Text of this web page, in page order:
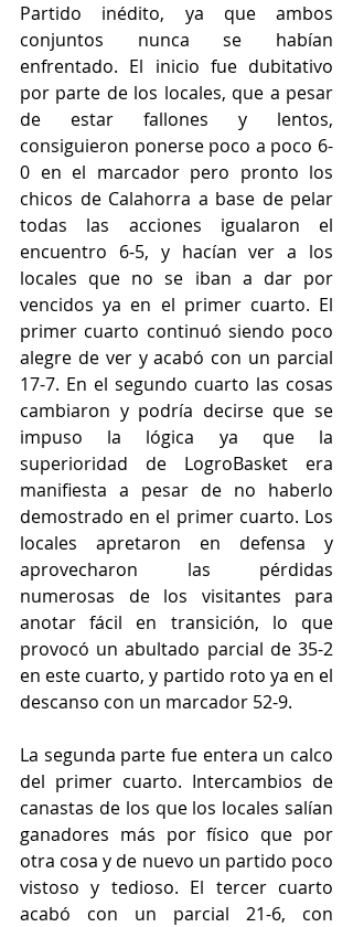
Partido inédito, ya que ambos
conjuntos nunca se habían
enfrentado. El inicio fue dubitativo
por parte de los locales, que a pesar
de estar fallones y lentos,
consiguieron ponerse poco a poco 6-
0 en el marcador pero pronto los
chicos de Calahorra a base de pelar
todas las acciones igualaron el
encuentro 6-5, y hacían ver a los
locales que no se iban a dar por
vencidos ya en el primer cuarto. El
primer cuarto continuó siendo poco
alegre de ver y acabó con un parcial
17-7. En el segundo cuarto las cosas
cambiaron y podría decirse que se
impuso la lógica ya que la
superioridad de LogroBasket era
manifiesta a pesar de no haberlo
demostrado en el primer cuarto. Los
locales apretaron en defensa y
aprovecharon las pérdidas
numerosas de los visitantes para
anotar fácil en transición, lo que
provocó un abultado parcial de 35-2
en este cuarto, y partido roto ya en el
descanso con un marcador 52-9.
La segunda parte fue entera un calco
del primer cuarto. Intercambios de
canastas de los que los locales salían
ganadores más por físico que por
otra cosa y de nuevo un partido poco
vistoso y tedioso. El tercer cuarto
acabó con un parcial 21-6, con